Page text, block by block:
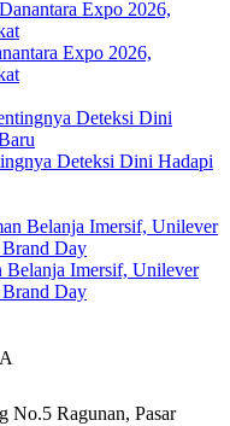
Expo 2026,
Deteksi Dini Hadapi
Belanja Imersif, Unilever
Day
No.5 Ragunan, Pasar